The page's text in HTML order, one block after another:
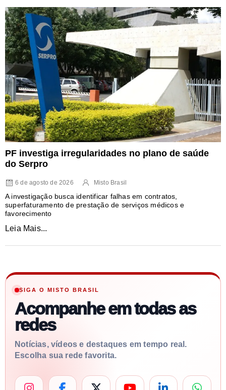
PF investiga irregularidades no plano de saúde
do Serpro
6 de agosto de 2026 Misto Brasil
A investigação busca identificar falhas em contratos,
superfaturamento de prestação de serviços médicos e
favorecimento
Leia Mais...
SIGA O MISTO BRASIL
Acompanhe em todas as
redes
Notícias, vídeos e destaques em tempo real.
Escolha sua rede favorita.